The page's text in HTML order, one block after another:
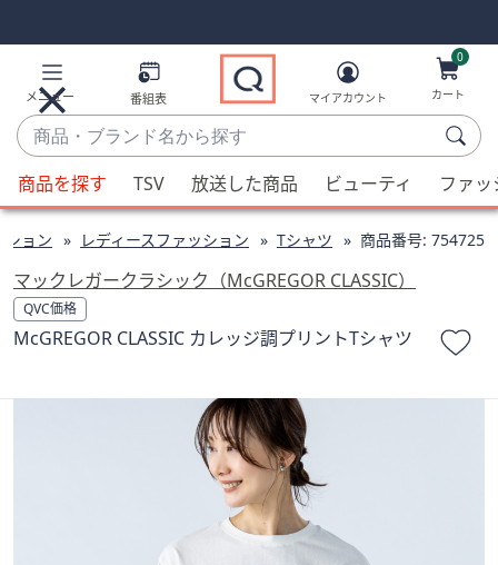
Links
Links2
メニュー 番組表
商
品・
ブ
ラ
ン
名
か
ら
す
候
補
利
用
可
能
マイアカウント
0
カート
商品を探す TSV 放送した商品 ビューティ ファ
ション レディースファッション Tシャツ 商品番号: 754725
マックレガークラシック（McGREGOR CLASSIC）
QVC価格
McGREGOR CLASSIC カレッジ調プリントTシャツ